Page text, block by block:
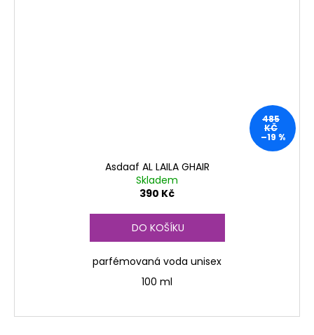
485
KČ
–19 %
Asdaaf AL LAILA GHAIR
Skladem
390 Kč
DO KOŠÍKU
parfémovaná voda unisex
100 ml